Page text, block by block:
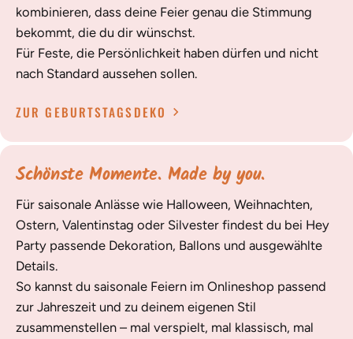
kombinieren, dass deine Feier genau die Stimmung
bekommt, die du dir wünschst.
Für Feste, die Persönlichkeit haben dürfen und nicht
nach Standard aussehen sollen.
ZUR GEBURTSTAGSDEKO
Schönste Momente. Made by you.
Für saisonale Anlässe wie Halloween, Weihnachten,
Ostern, Valentinstag oder Silvester findest du bei Hey
Party passende Dekoration, Ballons und ausgewählte
Details.
So kannst du saisonale Feiern im Onlineshop passend
zur Jahreszeit und zu deinem eigenen Stil
zusammenstellen – mal verspielt, mal klassisch, mal